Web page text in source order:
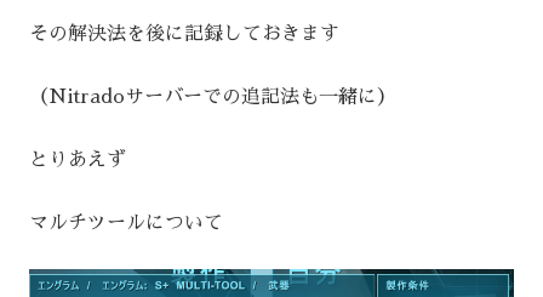
その解決法を後に記録しておきます
（Nitradoサーバーでの追記法も一緒に）
とりあえず
マルチツールについて